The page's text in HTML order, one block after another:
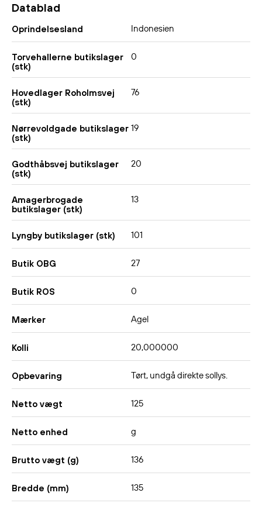
Datablad
Oprindelsesland Indonesien
Torvehallerne butikslager
(stk)
0
Hovedlager Roholmsvej
(stk)
76
Nørrevoldgade butikslager
(stk)
19
Godthåbsvej butikslager
(stk)
20
Amagerbrogade
butikslager (stk)
13
Lyngby butikslager (stk) 101
Butik OBG 27
Butik ROS 0
Mærker Agel
Kolli 20,000000
Opbevaring Tørt, undgå direkte sollys.
Netto vægt 125
Netto enhed g
Brutto vægt (g) 136
Bredde (mm) 135